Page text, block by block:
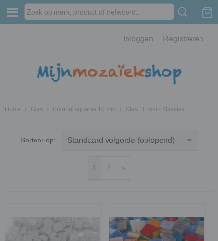
Inloggen Registreren
Home › Glas › Colorful squares 10 mm › Glas 10 mm - Klassiek
Sorteer op:
1 2 »